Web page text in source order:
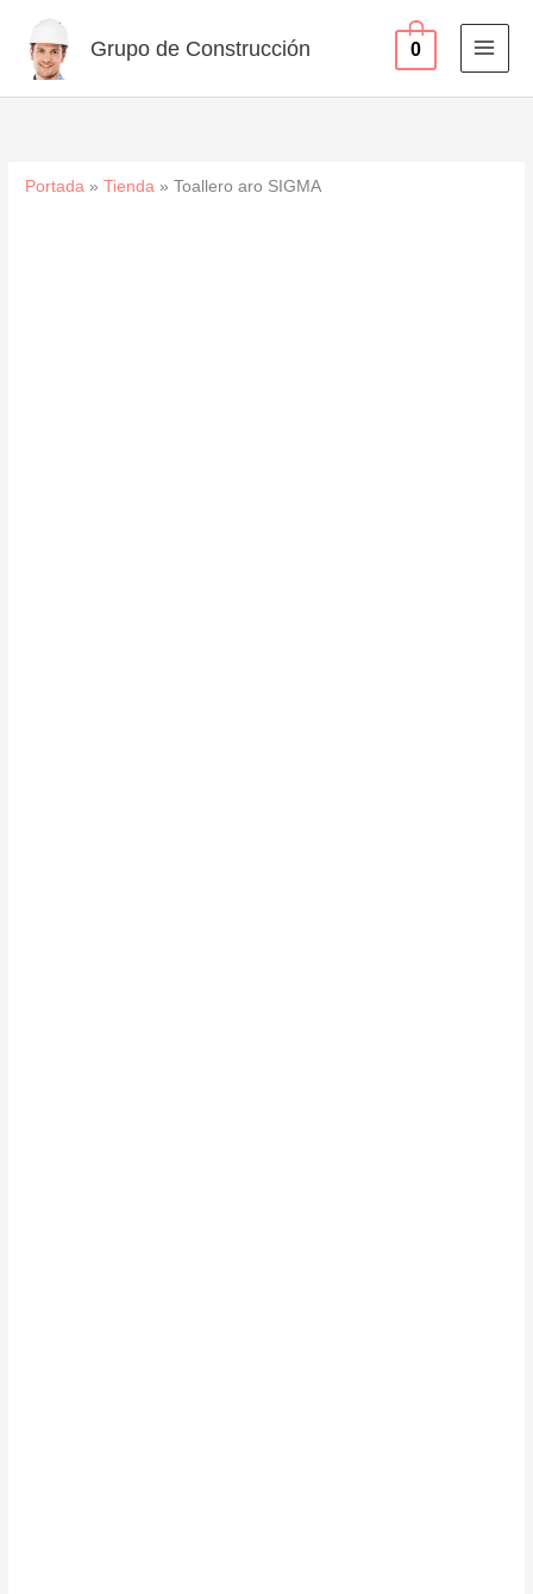
contenido
Grupo de Construcción 0
Portada »Tienda »Toallero aro SIGMA